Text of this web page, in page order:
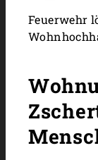
Feuerwehr